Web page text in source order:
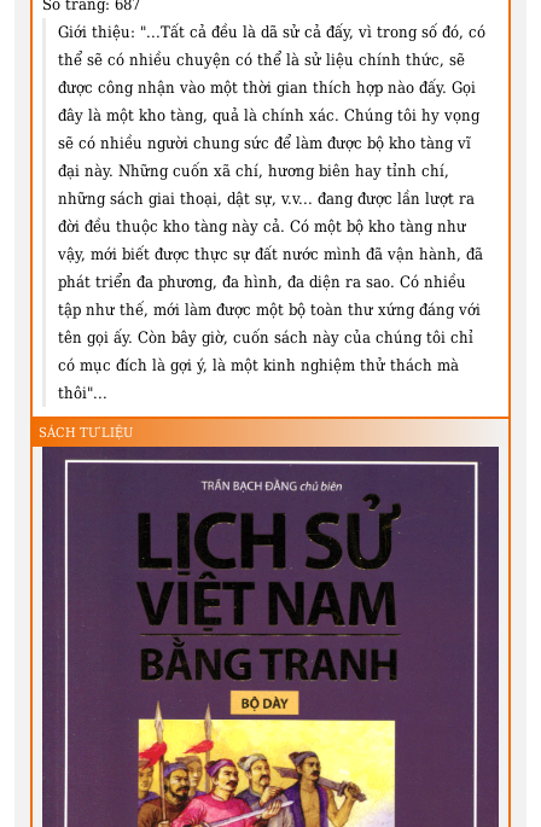
Số trang: 687
Giới thiệu: "...Tất cả đều là dã sử cả đấy, vì trong số đó, có
thể sẽ có nhiều chuyện có thể là sử liệu chính thức, sẽ
được công nhận vào một thời gian thích hợp nào đấy. Gọi
đây là một kho tàng, quả là chính xác. Chúng tôi hy vọng
sẽ có nhiều người chung sức để làm được bộ kho tàng vĩ
đại này. Những cuốn xã chí, hương biên hay tỉnh chí,
những sách giai thoại, dật sự, v.v... đang được lần lượt ra
đời đều thuộc kho tàng này cả. Có một bộ kho tàng như
vậy, mới biết được thực sự đất nước mình đã vận hành, đã
phát triển đa phương, đa hình, đa diện ra sao. Có nhiều
tập như thế, mới làm được một bộ toàn thư xứng đáng với
tên gọi ấy. Còn bây giờ, cuốn sách này của chúng tôi chỉ
có mục đích là gợi ý, là một kinh nghiệm thử thách mà
thôi"...
SÁCH TƯ LIỆU